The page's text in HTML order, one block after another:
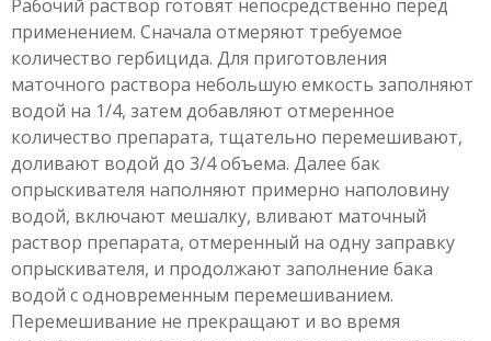
Рабочий раствор готовят непосредственно перед
применением. Сначала отмеряют требуемое
количество гербицида. Для приготовления
маточного раствора небольшую емкость заполняют
водой на 1/4, затем добавляют отмеренное
количество препарата, тщательно перемешивают,
доливают водой до 3/4 объема. Далее бак
опрыскивателя наполняют примерно наполовину
водой, включают мешалку, вливают маточный
раствор препарата, отмеренный на одну заправку
опрыскивателя, и продолжают заполнение бака
водой с одновременным перемешиванием.
Перемешивание не прекращают и во время